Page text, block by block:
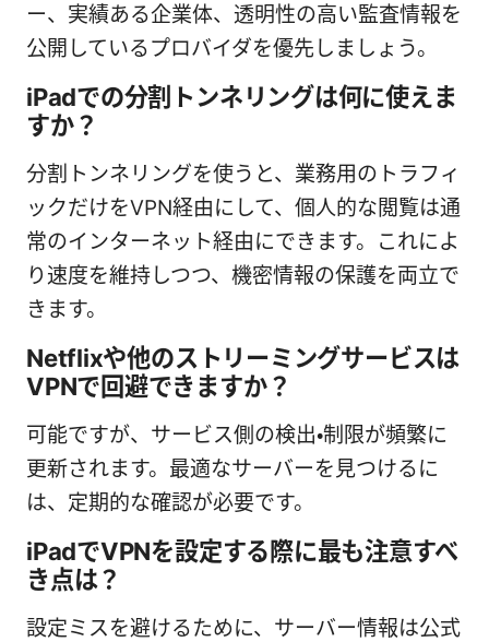
ー、実績ある企業体、透明性の高い監査情報を
公開しているプロバイダを優先しましょう。
iPadでの分割トンネリングは何に使えま
すか？
分割トンネリングを使うと、業務用のトラフィ
ックだけをVPN経由にして、個人的な閲覧は通
常のインターネット経由にできます。これによ
り速度を維持しつつ、機密情報の保護を両立で
きます。
Netflixや他のストリーミングサービスは
VPNで回避できますか？
可能ですが、サービス側の検出・制限が頻繁に
更新されます。最適なサーバーを見つけるに
は、定期的な確認が必要です。
iPadでVPNを設定する際に最も注意すべ
き点は？
設定ミスを避けるために、サーバー情報は公式